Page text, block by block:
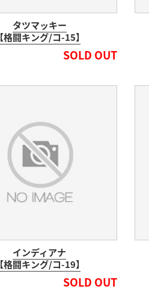
タツマッキー
【格闘キング/コ-15】
SOLD OUT
インディアナ
【格闘キング/コ-19】
SOLD OUT